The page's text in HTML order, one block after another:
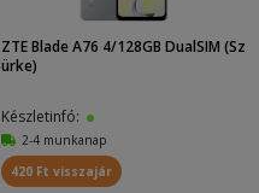
ZTE Blade A76 4/128GB DualSIM (Sz
ürke)
Készletinfó:
2-4 munkanap
420 Ft visszajár